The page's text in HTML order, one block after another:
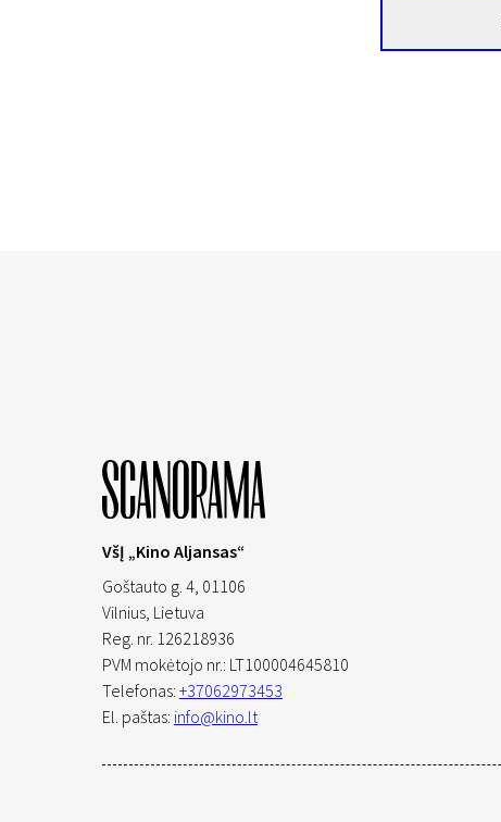
VšĮ „Kino Aljansas“
Goštauto g. 4, 01106
Vilnius, Lietuva
Reg. nr. 126218936
PVM mokėtojo nr.: LT100004645810
Telefonas: +37062973453
El. paštas: info@kino.lt